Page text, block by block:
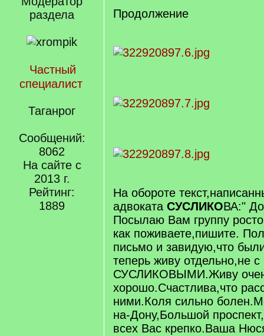
раздела
Частный
специалист
Таганрог
Сообщений:
8062
На сайте с
2013 г.
Рейтинг:
1889
Продолжение
На обороте
адвоката СУСЛИКОВА:"
Посылаю Вам группу
как поживаете,пишите.
письмо и завидую,что
теперь живу отдельно,не с
СУСЛИКОВЫМИ.Живу
хорошо.Счастлива,что
ними.Коля сильно
на-Дону,Большой
всех Вас крепко.Ваша